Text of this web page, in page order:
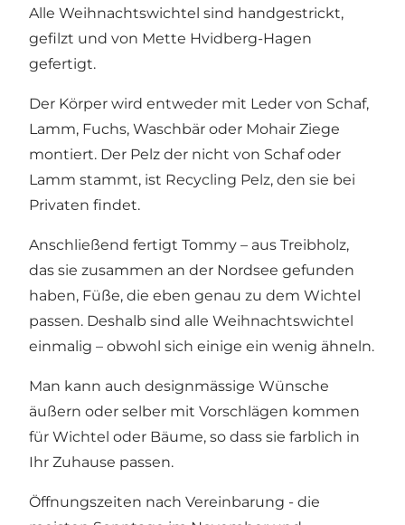
Alle Weihnachtswichtel sind handgestrickt,
gefilzt und von Mette Hvidberg-Hagen
gefertigt.
Der Körper wird entweder mit Leder von Schaf,
Lamm, Fuchs, Waschbär oder Mohair Ziege
montiert. Der Pelz der nicht von Schaf oder
Lamm stammt, ist Recycling Pelz, den sie bei
Privaten findet.
Anschließend fertigt Tommy – aus Treibholz,
das sie zusammen an der Nordsee gefunden
haben, Füße, die eben genau zu dem Wichtel
passen. Deshalb sind alle Weihnachtswichtel
einmalig – obwohl sich einige ein wenig ähneln.
Man kann auch designmässige Wünsche
äußern oder selber mit Vorschlägen kommen
für Wichtel oder Bäume, so dass sie farblich in
Ihr Zuhause passen.
Öffnungszeiten nach Vereinbarung - die